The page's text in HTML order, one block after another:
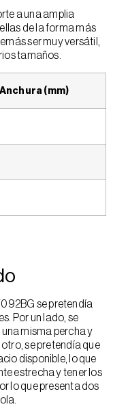
a una amplia
de la forma más
ser muy versátil,
tamaños.
Anchura (mm)
se pretendía
Por un lado, se
misma percha y
se pretendía que
disponible, lo que
estrecha y tener los
lo que presenta dos